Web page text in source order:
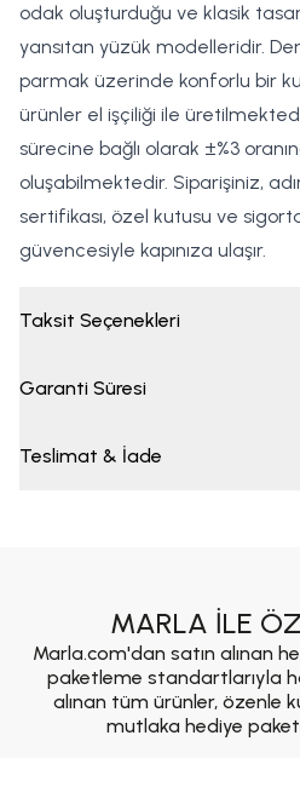
odak oluşturduğu ve klasik
yansıtan yüzük modelleridir.
parmak üzerinde konforlu bir
ürünler el işçiliği ile
sürecine bağlı olarak ±%3
oluşabilmektedir. Siparişiniz,
sertifikası, özel kutusu ve
güvencesiyle kapınıza ulaşır.
Taksit Seçenekleri
Garanti Süresi
Teslimat & İade
MARLA İLE
Marla.com'dan satın alınan
paketleme standartlarıyla
alınan tüm ürünler, özenle
mutlaka hediye